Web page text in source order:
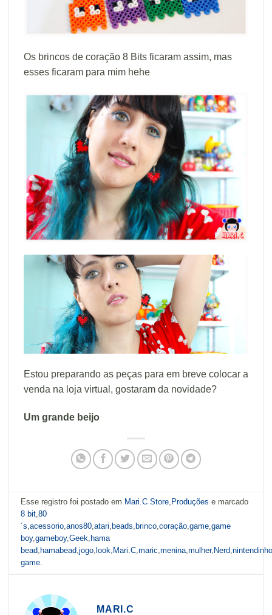
Os brincos de coração 8 Bits ficaram assim, mas
esses ficaram para mim hehe
Estou preparando as peças para em breve colocar a
venda na loja virtual, gostaram da novidade?
Um grande beijo
Esse registro foi postado em Mari.C Store, Produções e marcado
8 bit,80
´s,acessorio,anos80,atari, beads, brinco,coração,game,game
boy,gameboy,Geek, hama
bead, hamabead,jogo, look, Mari.C,maric,menina,mulher, Nerd,
game.
MARI.C